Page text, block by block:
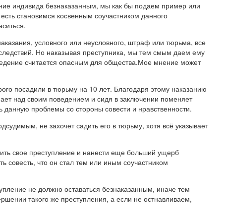
индивида безнаказанным, мы как бы подаем пример или
становимся косвенным соучастником данного
условного или неусловного, штраф или тюрьма, все
Но наказывая преступника, мы тем смым даем ему
считается опасным для общества.Мое мнение может
посадили в тюрьму на 10 лет. Благодаря этому наказанию
над своим поведением и сидя в заключении поменяет
проблемы со стороны совести и нравственности.
не захочет садить его в тюрьму, хотя всё указывает
свое преступление и нанести еще больший ущерб
совесть, что он стал тем или иным соучастником
не должно оставаться безнаказанным, иначе тем
такого же преступления, а если не остнавливаем,